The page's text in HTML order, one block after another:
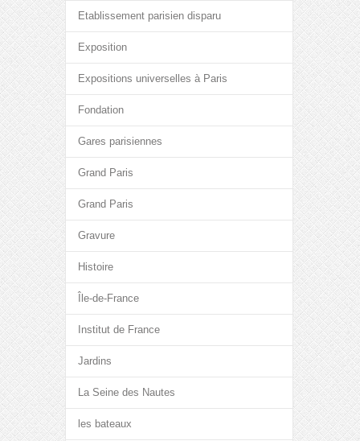
Etablissement parisien disparu
Exposition
Expositions universelles à Paris
Fondation
Gares parisiennes
Grand Paris
Grand Paris
Gravure
Histoire
Île-de-France
Institut de France
Jardins
La Seine des Nautes
les bateaux